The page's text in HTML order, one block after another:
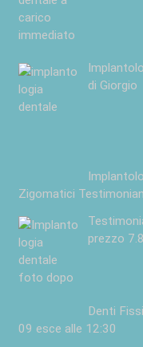
di Giorgio
Zigomatici
prezzo
Denti
09 esce alle 12:30